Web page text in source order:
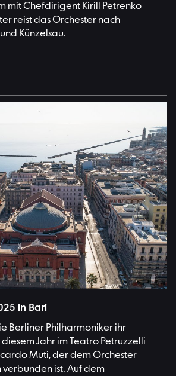
mit Chefdirigent Kirill Petrenko
reist das Orchester nach
und Künzelsau.
in Bari
Berliner Philharmoniker ihr
Jahr im Teatro Petruzzelli
Muti, der dem Orchester
verbunden ist. Auf dem